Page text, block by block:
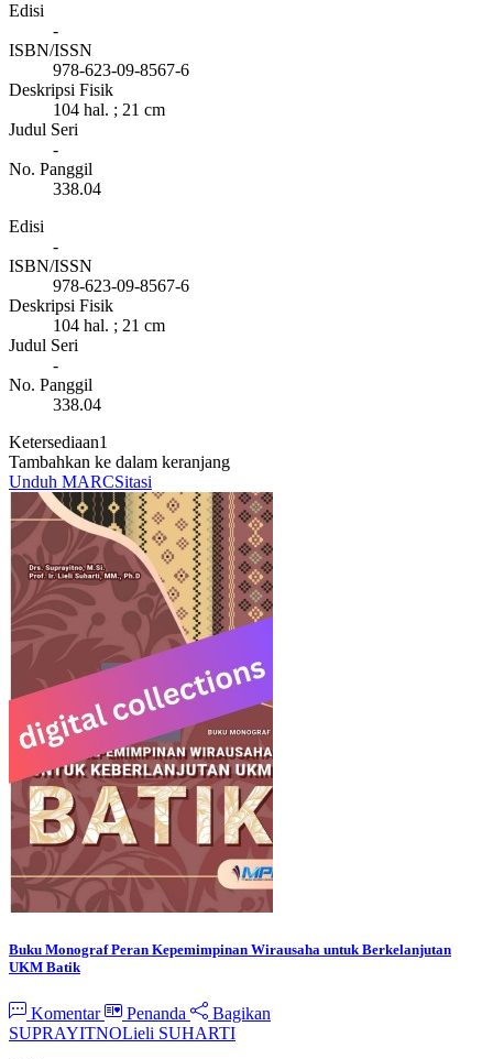
Edisi
-
ISBN/ISSN
978-623-09-8567-6
Deskripsi Fisik
104 hal. ; 21 cm
Judul Seri
-
No. Panggil
338.04
Edisi
-
ISBN/ISSN
978-623-09-8567-6
Deskripsi Fisik
104 hal. ; 21 cm
Judul Seri
-
No. Panggil
338.04
Ketersediaan1
Tambahkan ke dalam keranjang
Unduh MARCSitasi
Buku Monograf Peran Kepemimpinan Wirausaha untuk Berkelanjutan
UKM Batik
Komentar Penanda
Bagikan
SUPRAYITNOLieli SUHARTI